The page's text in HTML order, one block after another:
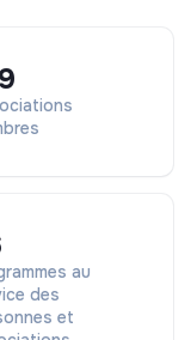
au
des
et